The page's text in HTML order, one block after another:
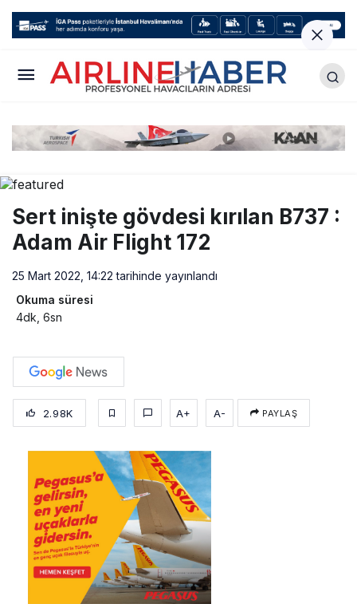
Sert inişte gövdesi kırılan B737 :
Adam Air Flight 172
25 Mart 2022, 14:22 tarihinde yayınlandı
Okuma süresi
4dk, 6sn
2.98K A+ A- PAYLAŞ